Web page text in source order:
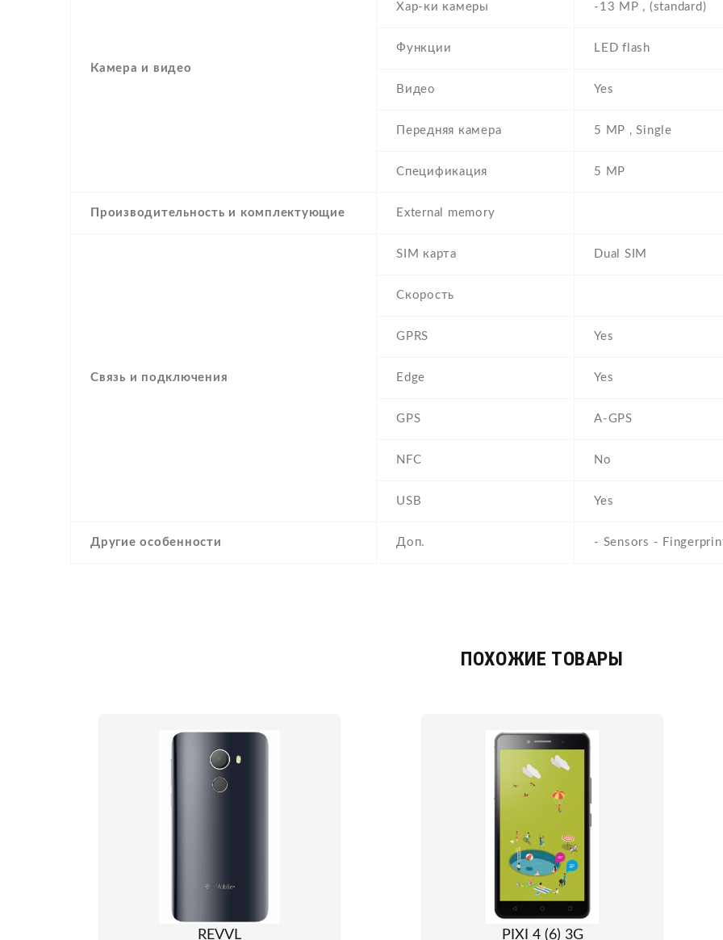
Камера и видео
Хар-ки камеры -13 MP , (standard)
Функции LED flash
Видео Yes
Передняя камера 5 MP , Single
Спецификация 5 MP
Производительность и комплектующие External memory
Связь и подключения
SIM карта Dual SIM
Скорость
GPRS Yes
Edge Yes
GPS A-GPS
NFC No
USB Yes
Другие особенности Доп. - Sensors -
ПОХОЖИЕ ТОВАРЫ
REVVL PIXI 4 (6) 3G